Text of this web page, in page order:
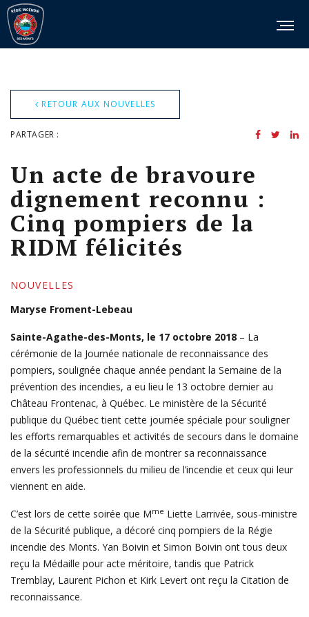
RETOUR AUX NOUVELLES
PARTAGER :
Un acte de bravoure
dignement reconnu :
Cinq pompiers de la
RIDM félicités
NOUVELLES
Maryse Froment-Lebeau
Sainte-Agathe-des-Monts, le 17 octobre 2018 – La
cérémonie de la Journée nationale de reconnaissance des
pompiers, soulignée chaque année pendant la Semaine de la
prévention des incendies, a eu lieu le 13 octobre dernier au
Château Frontenac, à Québec. Le ministère de la Sécurité
publique du Québec tient cette journée spéciale pour souligner
les efforts remarquables et activités de secours dans le domaine
de la sécurité incendie afin de montrer sa reconnaissance
envers les professionnels du milieu de l’incendie et ceux qui leur
viennent en aide.
C’est lors de cette soirée que Mme Liette Larrivée, sous-ministre
de la Sécurité publique, a décoré cinq pompiers de la Régie
incendie des Monts. Yan Boivin et Simon Boivin ont tous deux
reçu la Médaille pour acte méritoire, tandis que Patrick
Tremblay, Laurent Pichon et Kirk Levert ont reçu la Citation de
reconnaissance.